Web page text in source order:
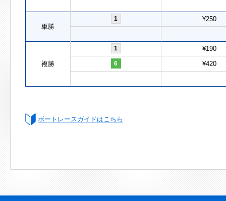
単勝
1 ¥250
複勝
1 ¥190
6 ¥420
ボートレースガイドはこちら